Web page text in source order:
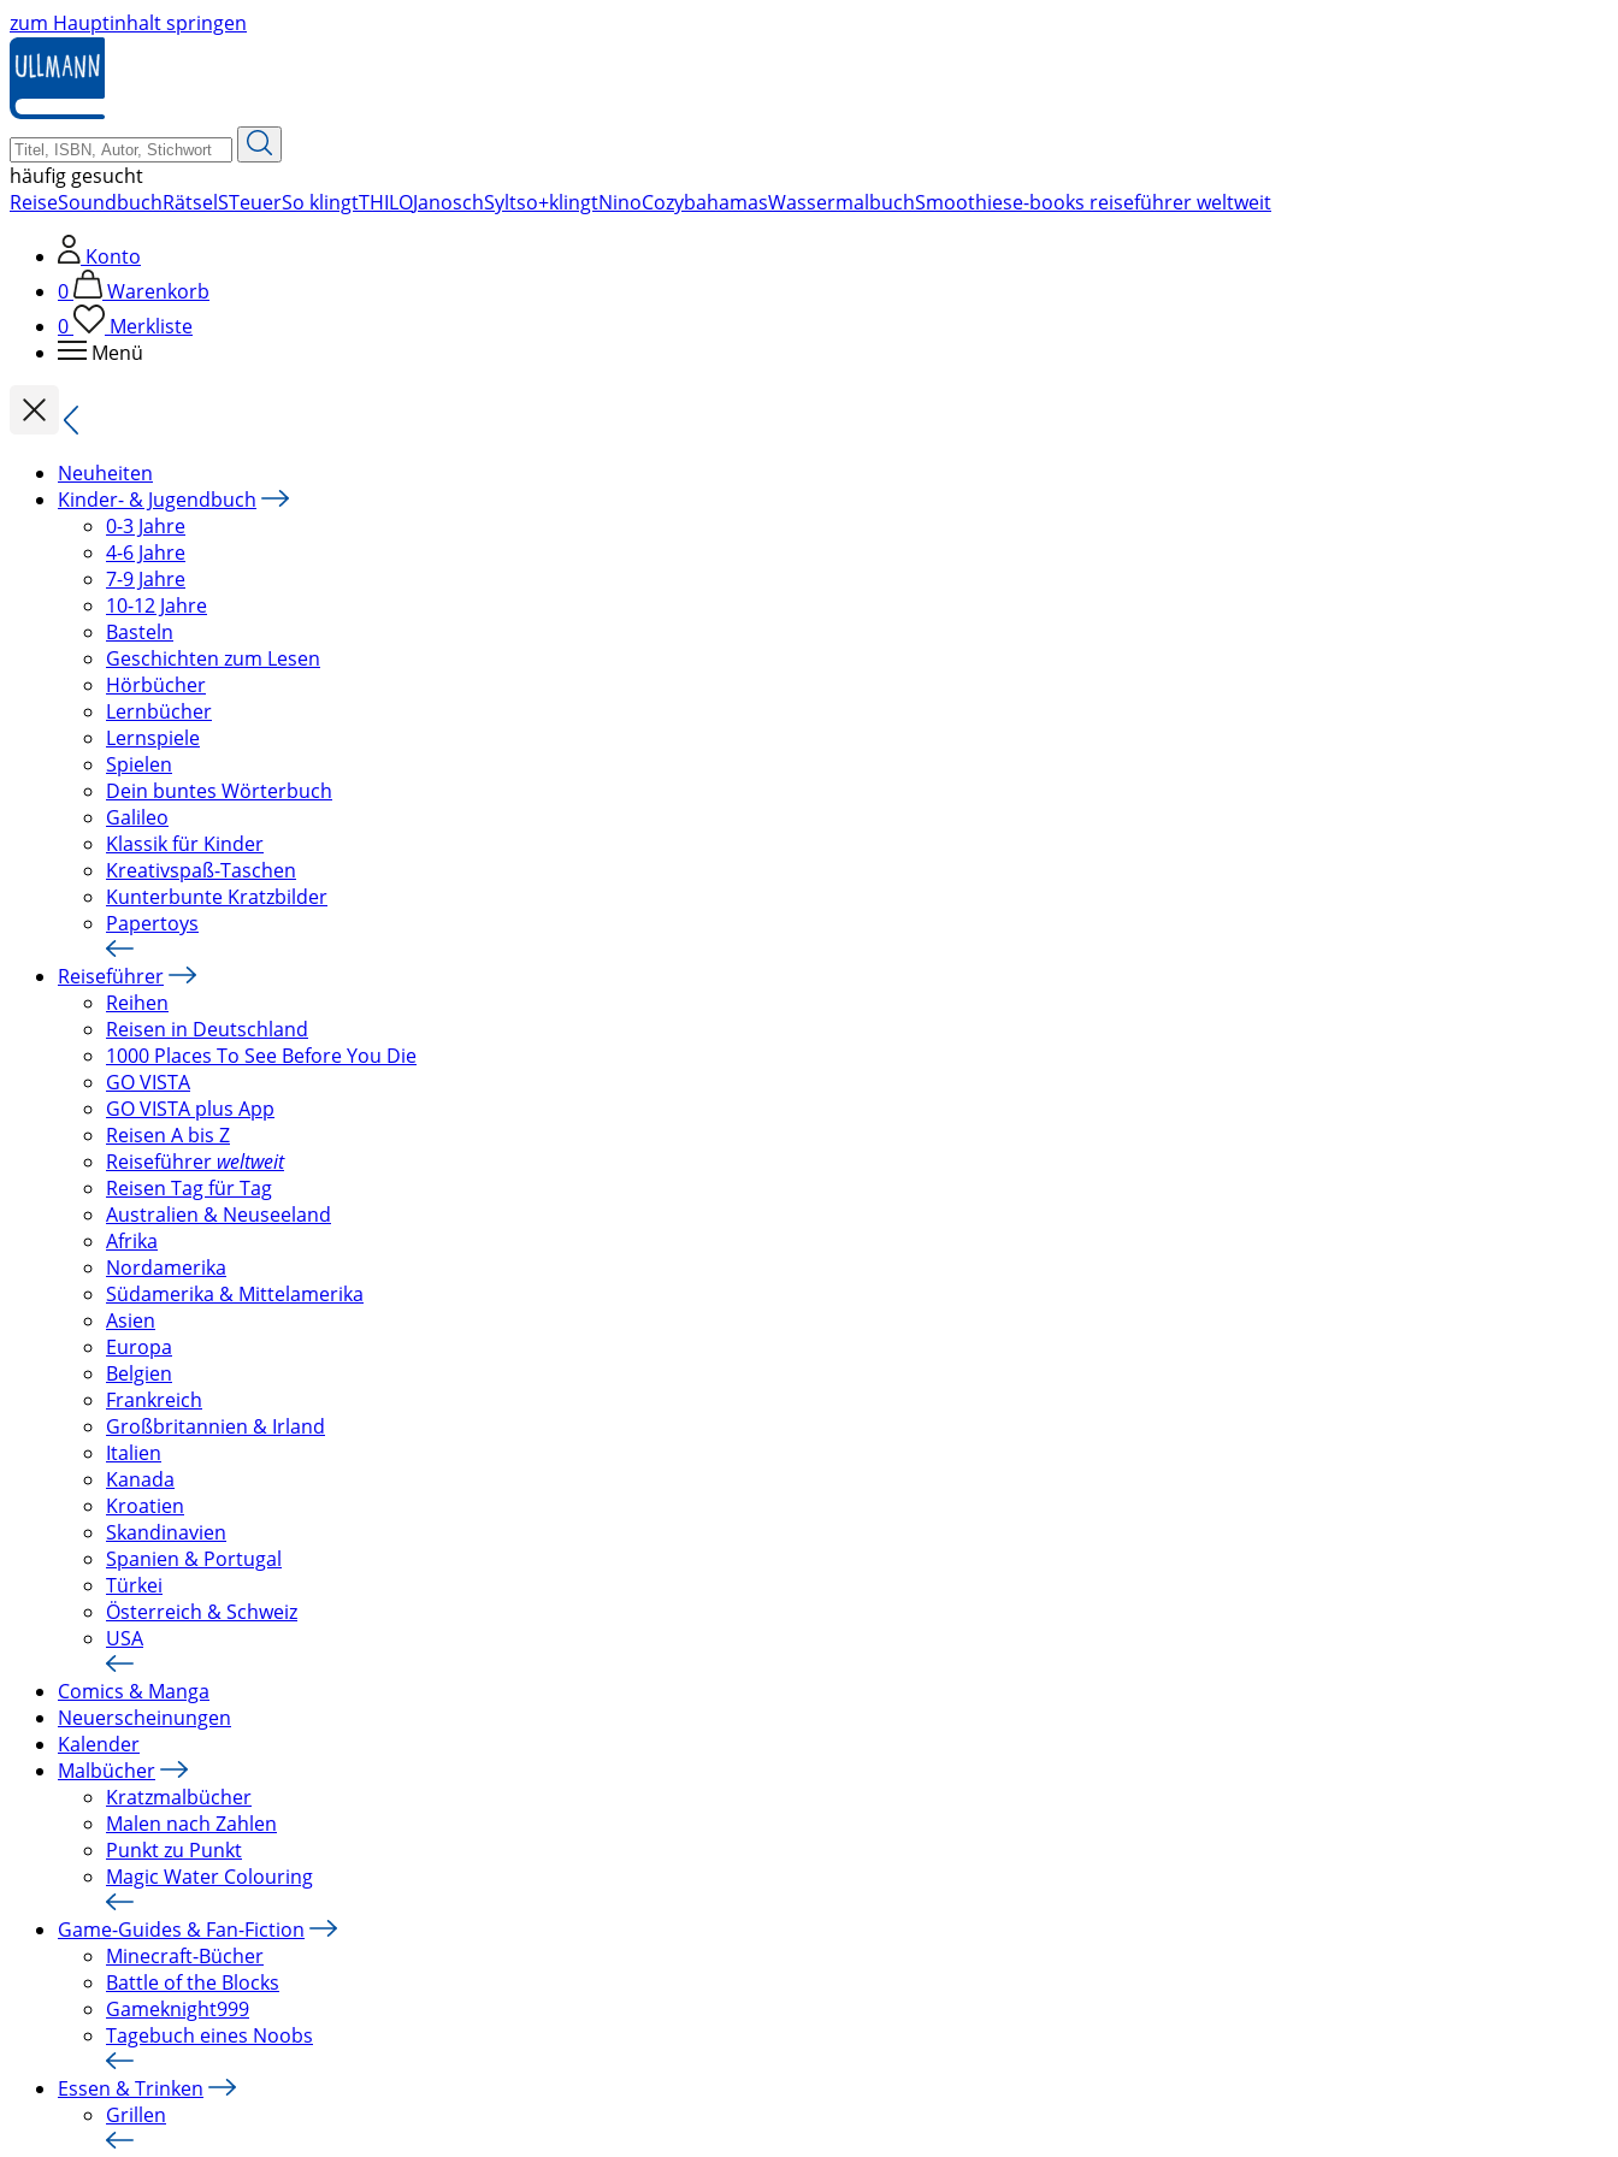
zum Hauptinhalt springen
häufig gesucht
ReiseSoundbuchRätselSTeuerSo klingtTHILOJanoschSyltso+klingtNinoCozybahamasWassermalbuchSmoothiese-books reiseführer weltweit
Konto
0
Warenkorb
0
Merkliste
Menü
Neuheiten
Kinder- & Jugendbuch
0-3 Jahre
4-6 Jahre
7-9 Jahre
10-12 Jahre
Basteln
Geschichten zum Lesen
Hörbücher
Lernbücher
Lernspiele
Spielen
Dein buntes Wörterbuch
Galileo
Klassik für Kinder
Kreativspaß-Taschen
Kunterbunte Kratzbilder
Papertoys
Reiseführer
Reihen
Reisen in Deutschland
1000 Places To See Before You Die
GO VISTA
GO VISTA plus App
Reisen A bis Z
Reiseführer weltweit
Reisen Tag für Tag
Australien & Neuseeland
Afrika
Nordamerika
Südamerika & Mittelamerika
Asien
Europa
Belgien
Frankreich
Großbritannien & Irland
Italien
Kanada
Kroatien
Skandinavien
Spanien & Portugal
Türkei
Österreich & Schweiz
USA
Comics & Manga
Neuerscheinungen
Kalender
Malbücher
Kratzmalbücher
Malen nach Zahlen
Punkt zu Punkt
Magic Water Colouring
Game-Guides & Fan-Fiction
Minecraft-Bücher
Battle of the Blocks
Gameknight999
Tagebuch eines Noobs
Essen & Trinken
Grillen